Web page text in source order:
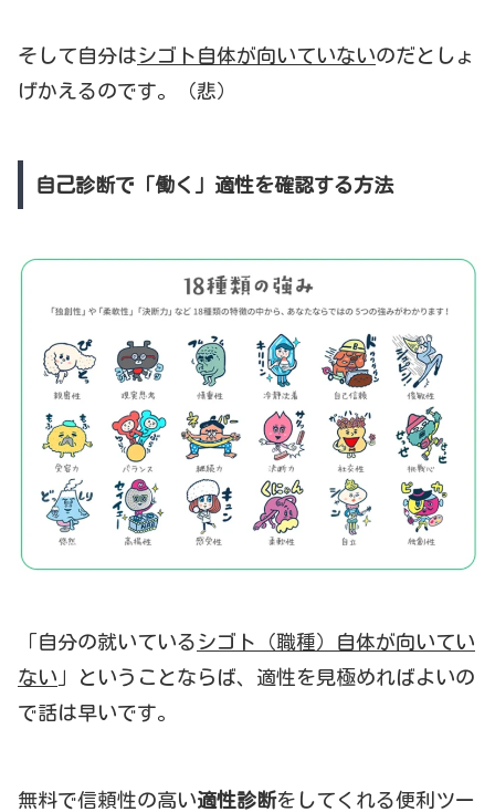
そして自分はシゴト自体が向いていないのだとしょ
げかえるのです。（悲）
自己診断で「働く」適性を確認する方法
「自分の就いている シゴト（職種）自体が向いてい
ない 」ということならば、適性を見極めればよいの
で話は早いです。
無料で信頼性の高い適性診断をしてくれる便利ツー